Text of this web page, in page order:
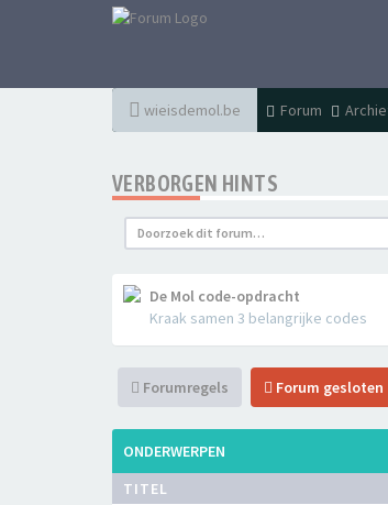
wieisdemol.be Forum
VERBORGEN HINTS
De Mol code-opdracht
Kraak samen 3 belangrijke codes
Forumregels Forum gesloten
ONDERWERPEN
TITEL